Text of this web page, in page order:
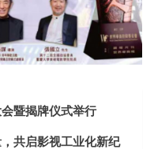
暨揭牌仪式举行
共启影视工业化新纪